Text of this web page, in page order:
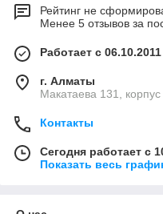
Рейтинг не
Менее 5 отзывов за
Работает с 06.10.2011
г. Алматы
Макатаева 131,
Контакты
Сегодня работает с
Показать весь